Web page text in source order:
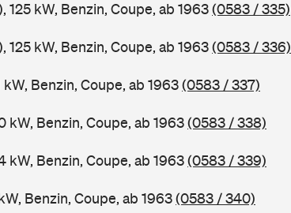
125 kW, Benzin, Coupe, ab 1963(0583 / 335)
125 kW, Benzin, Coupe, ab 1963(0583 / 336)
kW, Benzin, Coupe, ab 1963(0583 / 337)
kW, Benzin, Coupe, ab 1963(0583 / 338)
kW, Benzin, Coupe, ab 1963(0583 / 339)
Benzin, Coupe, ab 1963(0583 / 340)